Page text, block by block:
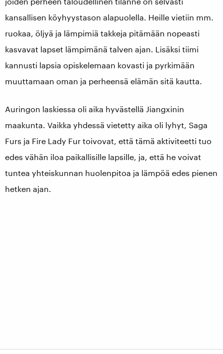
kansallisen köyhyystason alapuolella. Heille vietiin mm.
ruokaa, öljyä ja lämpimiä takkeja pitämään nopeasti
kasvavat lapset lämpimänä talven ajan. Lisäksi tiimi
kannusti lapsia opiskelemaan kovasti ja pyrkimään
muuttamaan oman ja perheensä elämän sitä kautta.
Auringon laskiessa oli aika hyvästellä Jiangxinin
maakunta. Vaikka yhdessä vietetty aika oli lyhyt, Saga
Furs ja Fire Lady Fur toivovat, että tämä aktiviteetti tuo
edes vähän iloa paikallisille lapsille, ja, että he voivat
tuntea yhteiskunnan huolenpitoa ja lämpöä edes pienen
hetken ajan.